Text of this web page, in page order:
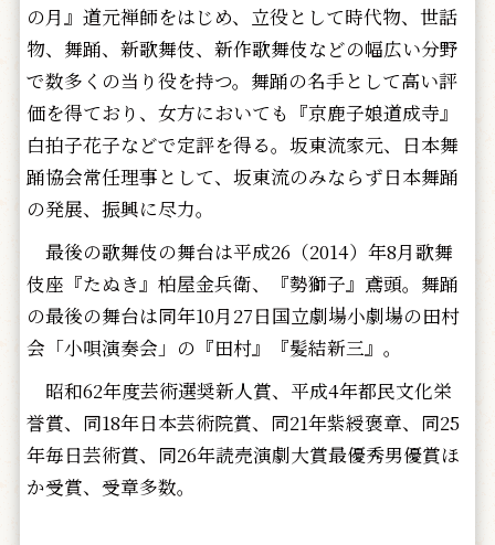
の月』道元禅師をはじめ、立役として時代物、世話
物、舞踊、新歌舞伎、新作歌舞伎などの幅広い分野
で数多くの当り役を持つ。舞踊の名手として高い評
価を得ており、女方においても『京鹿子娘道成寺』
白拍子花子などで定評を得る。坂東流家元、日本舞
踊協会常任理事として、坂東流のみならず日本舞踊
の発展、振興に尽力。
最後の歌舞伎の舞台は平成26（2014）年8月歌舞
伎座『たぬき』柏屋金兵衛、『勢獅子』鳶頭。舞踊
の最後の舞台は同年10月27日国立劇場小劇場の田村
会「小唄演奏会」の『田村』『髪結新三』。
昭和62年度芸術選奨新人賞、平成4年都民文化栄
誉賞、同18年日本芸術院賞、同21年紫綬褒章、同25
年毎日芸術賞、同26年読売演劇大賞最優秀男優賞ほ
か受賞、受章多数。